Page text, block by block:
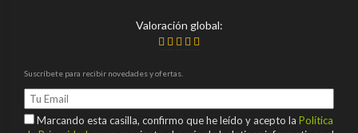
Valoración global:
Suscríbete para recibir novedades y ofertas.
Marcando esta casilla, confirmo que he leído y acepto la Política